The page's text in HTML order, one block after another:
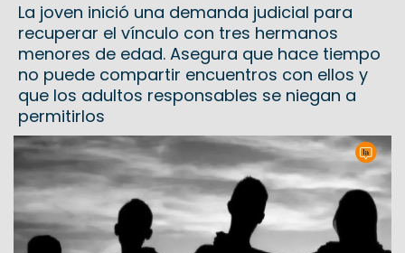
La joven inició una demanda judicial para
recuperar el vínculo con tres hermanos
menores de edad. Asegura que hace tiempo
no puede compartir encuentros con ellos y
que los adultos responsables se niegan a
permitirlos